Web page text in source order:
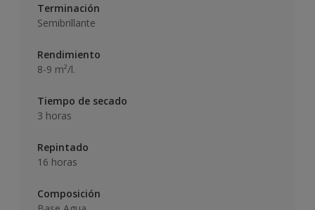
Terminación
Semibrillante
Rendimiento
8-9 m²/l.
Tiempo de secado
3 horas
Repintado
16 horas
Composición